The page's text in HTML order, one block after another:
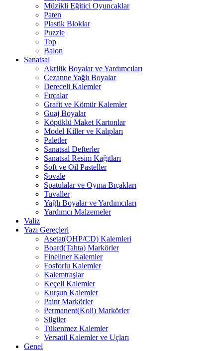
Müzikli Eğitici Oyuncaklar
Paten
Plastik Bloklar
Puzzle
Top
Balon
Sanatsal
Akrilik Boyalar ve Yardımcıları
Cezanne Yağlı Boyalar
Dereceli Kalemler
Fırçalar
Grafit ve Kömür Kalemler
Guaj Boyalar
Köpüklü Maket Kartonlar
Model Killer ve Kalıpları
Paletler
Sanatsal Defterler
Sanatsal Resim Kağıtları
Soft ve Oil Pasteller
Şovale
Spatulalar ve Oyma Bıçakları
Tuvaller
Yağlı Boyalar ve Yardımcıları
Yardımcı Malzemeler
Valiz
Yazı Gereçleri
Asetat(OHP/CD) Kalemleri
Board(Tahta) Markörler
Fineliner Kalemler
Fosforlu Kalemler
Kalemtraşlar
Keçeli Kalemler
Kurşun Kalemler
Paint Markörler
Permanent(Koli) Markörler
Silgiler
Tükenmez Kalemler
Versatil Kalemler ve Uçları
Genel